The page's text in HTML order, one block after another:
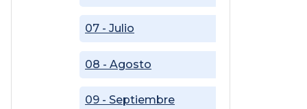
07 - Julio
08 - Agosto
09 - Septiembre